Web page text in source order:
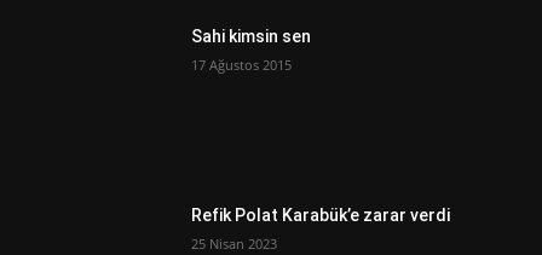
Sahi kimsin sen
17 Ağustos 2015
Refik Polat Karabük’e zarar verdi
25 Nisan 2023